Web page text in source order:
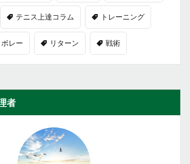
テニス上達コラム トレーニング
ボレー リターン 戦術
者